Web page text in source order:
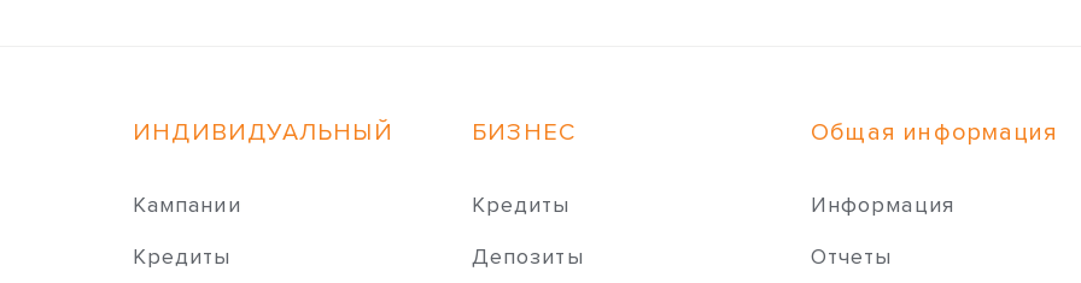
ИНДИВИДУАЛЬНЫЙ
Кампании
Кредиты
БИЗНЕС
Кредиты
Депозиты
Общая информация
Информация
Отчеты